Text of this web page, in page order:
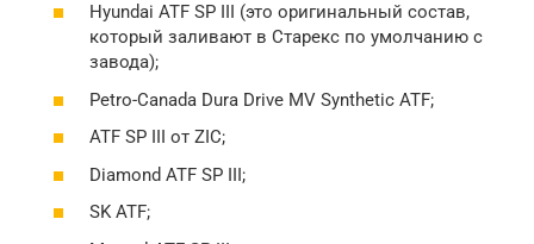
Hyundai ATF SP III (это оригинальный состав,
который заливают в Старекс по умолчанию с
завода);
Petro-Canada Dura Drive MV Synthetic ATF;
ATF SP III от ZIC;
Diamond ATF SP III;
SK ATF;